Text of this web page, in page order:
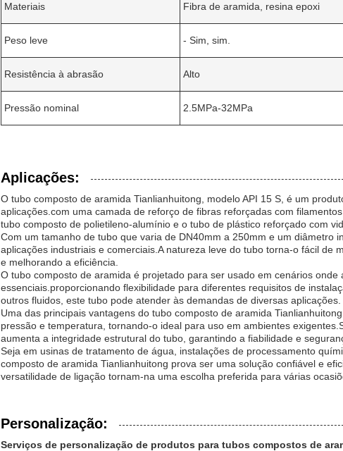
Materiais Fibra de aramida, resina epoxi
Peso leve - Sim, sim.
Resistência à abrasão Alto
Pressão nominal 2.5MPa-32MPa
Aplicações:
O tubo composto de aramida Tianlianhuitong, modelo API 15 S, é um
aplicações.com uma camada de reforço de fibras reforçadas com
tubo composto de polietileno-alumínio e o tubo de plástico reforçado com
Com um tamanho de tubo que varia de DN40mm a 250mm e um diâmetro
aplicações industriais e comerciais.A natureza leve do tubo torna-o fácil de
e melhorando a eficiência.
O tubo composto de aramida é projetado para ser usado em cenários
essenciais.proporcionando flexibilidade para diferentes requisitos de
outros fluidos, este tubo pode atender às demandas de diversas aplicações.
Uma das principais vantagens do tubo composto de aramida
pressão e temperatura, tornando-o ideal para uso em ambientes
aumenta a integridade estrutural do tubo, garantindo a fiabilidade e
Seja em usinas de tratamento de água, instalações de processamento
composto de aramida Tianlianhuitong prova ser uma solução confiável e
versatilidade de ligação tornam-na uma escolha preferida para várias
Personalização:
Serviços de personalização de produtos para tubos compostos de